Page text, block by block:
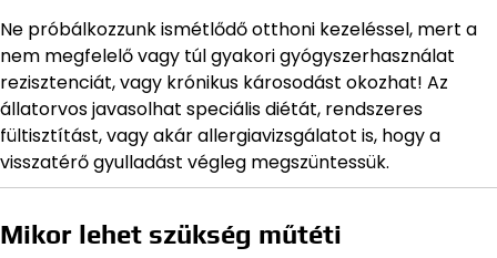
Ne próbálkozzunk ismétlődő otthoni kezeléssel, mert a
nem megfelelő vagy túl gyakori gyógyszerhasználat
rezisztenciát, vagy krónikus károsodást okozhat! Az
állatorvos javasolhat speciális diétát, rendszeres
fültisztítást, vagy akár allergiavizsgálatot is, hogy a
visszatérő gyulladást végleg megszüntessük.
Mikor lehet szükség műtéti